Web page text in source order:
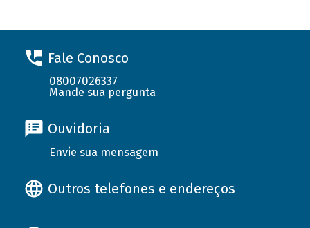
Fale Conosco
08007026337
Mande sua pergunta
Ouvidoria
Envie sua mensagem
Outros telefones e endereços